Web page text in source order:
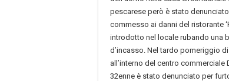
pescarese però è stato
commesso ai danni del ristorante
introdotto nel locale rubando una
d’incasso. Nel tardo pomeriggio
all’interno del centro commerciale
32enne è stato denunciato per